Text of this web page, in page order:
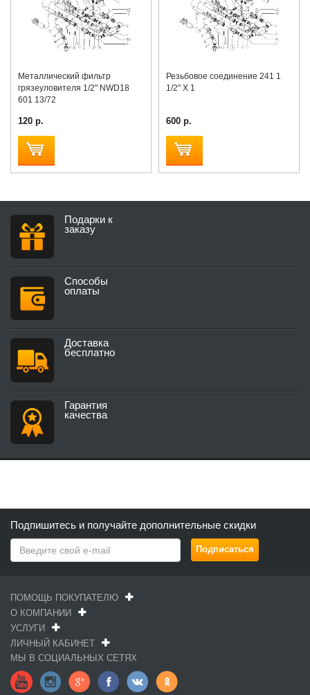
Металлический фильтр
грязеуловителя 1/2" NWD18
601 13/72
120 р.
Резьбовое соединение 241 1
1/2" X 1
600 р.
Подарки к
заказу
Способы
оплаты
Доставка
бесплатно
Гарантия
качества
Подпишитесь и получайте дополнительные скидки
ПОМОЩЬ ПОКУПАТЕЛЮ
О КОМПАНИИ
УСЛУГИ
ЛИЧНЫЙ КАБИНЕТ
МЫ В СОЦИАЛЬНЫХ СЕТЯХ